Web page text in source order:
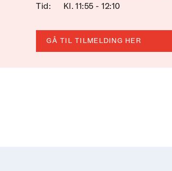
Tid:
Kl. 11:55 - 12:10
GÅ TIL TILMELDING HER